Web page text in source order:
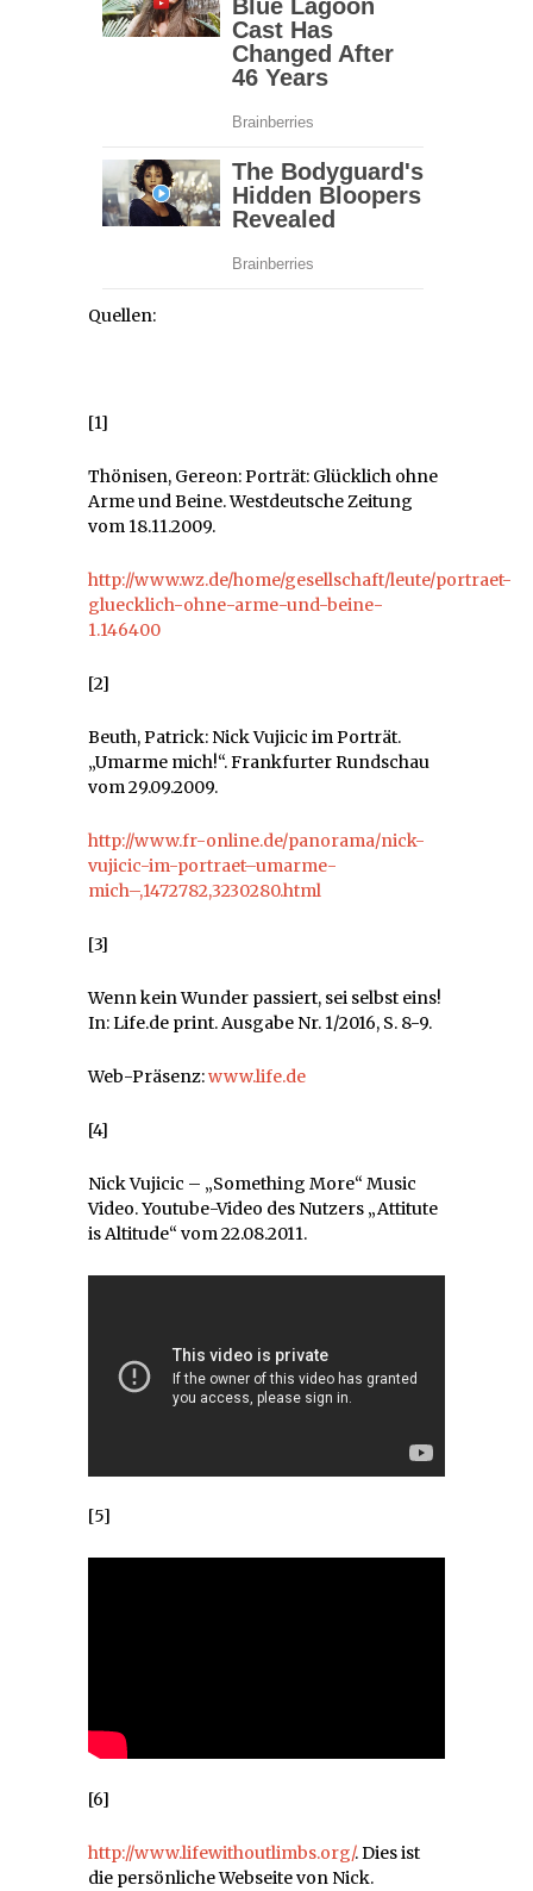
Quellen:
[1]
Thönisen, Gereon: Porträt: Glücklich ohne
Arme und Beine. Westdeutsche Zeitung
vom 18.11.2009.
http://www.wz.de/home/gesellschaft/leute/portraet-
gluecklich-ohne-arme-und-beine-
1.146400
[2]
Beuth, Patrick: Nick Vujicic im Porträt.
„Umarme mich!“. Frankfurter Rundschau
vom 29.09.2009.
http://www.fr-online.de/panorama/nick-
vujicic-im-portraet–umarme-
mich–,1472782,3230280.html
[3]
Wenn kein Wunder passiert, sei selbst eins!
In: Life.de print. Ausgabe Nr. 1/2016, S. 8-9.
Web-Präsenz:www.life.de
[4]
Nick Vujicic – „Something More“ Music
Video. Youtube-Video des Nutzers „Attitute
is Altitude“ vom 22.08.2011.
[5]
[6]
http://www.lifewithoutlimbs.org/. Dies ist
die persönliche Webseite von Nick.